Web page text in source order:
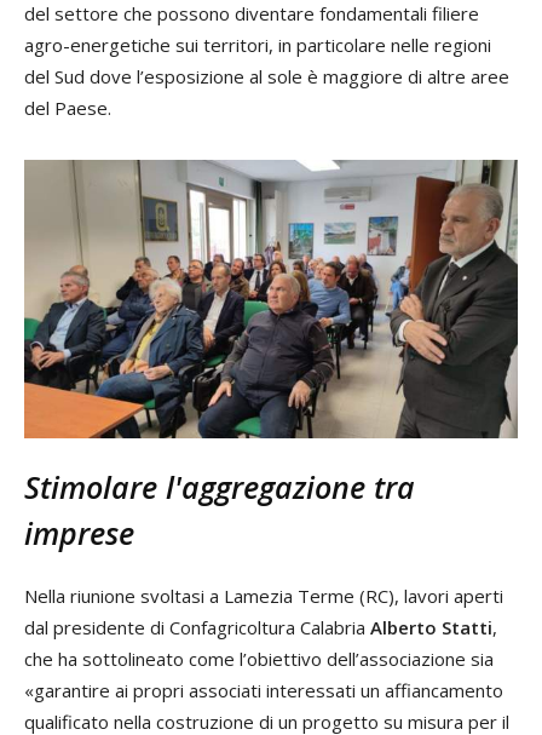
del settore che possono diventare fondamentali filiere
agro-energetiche sui territori, in particolare nelle regioni
del Sud dove l’esposizione al sole è maggiore di altre aree
del Paese.
Stimolare l'aggregazione tra
imprese
Nella riunione svoltasi a Lamezia Terme (RC), lavori aperti
dal presidente di Confagricoltura Calabria Alberto Statti,
che ha sottolineato come l’obiettivo dell’associazione sia
«garantire ai propri associati interessati un affiancamento
qualificato nella costruzione di un progetto su misura per il